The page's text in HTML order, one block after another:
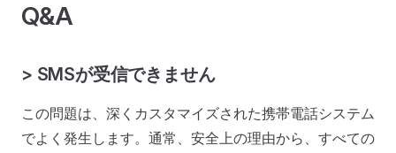
Q&A
> SMSが受信できません
この問題は、深くカスタマイズされた携帯電話システム
でよく発生します。通常、安全上の理由から、すべての